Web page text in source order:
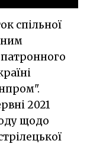
спільної
2021
щодо